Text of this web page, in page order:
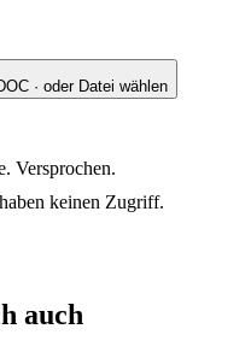
· oder Datei wählen
Versprochen.
keinen Zugriff.
auch